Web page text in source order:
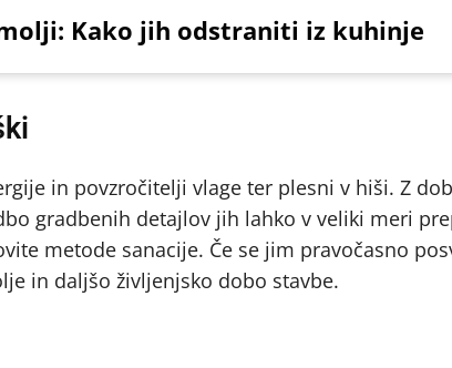
Kako jih odstraniti iz kuhinje
in povzročitelji vlage ter plesni v hiši. Z
gradbenih detajlov jih lahko v veliki meri
metode sanacije. Če se jim pravočasno
in daljšo življenjsko dobo stavbe.